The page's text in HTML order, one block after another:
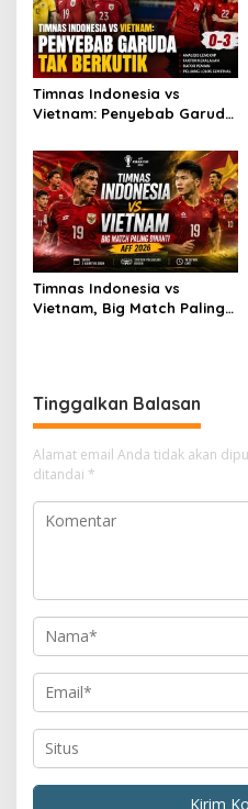
Timnas Indonesia vs
Vietnam: Penyebab Garuda
Timnas Indonesia vs
Vietnam, Big Match Paling
Tinggalkan Balasan
Alamat email Anda tidak akan
ditandai *